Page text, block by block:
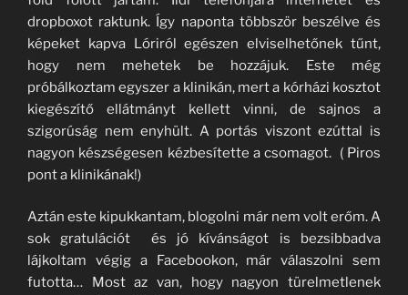
dropboxot raktunk. Így naponta többször beszélve és
képeket kapva Lóriról egészen elviselhetőnek tűnt,
hogy nem mehetek be hozzájuk. Este még
próbálkoztam egyszer a klinikán, mert a kórházi kosztot
kiegészítő ellátmányt kellett vinni, de sajnos a
szigorúság nem enyhült. A portás viszont ezúttal is
nagyon készségesen kézbesítette a csomagot. ( Piros
pont a klinikának!)
Aztán este kipukkantam, blogolni már nem volt erőm. A
sok gratulációt és jó kívánságot is bezsibbadva
lájkoltam végig a Facebookon, már válaszolni sem
futotta… Most az van, hogy nagyon türelmetlenek